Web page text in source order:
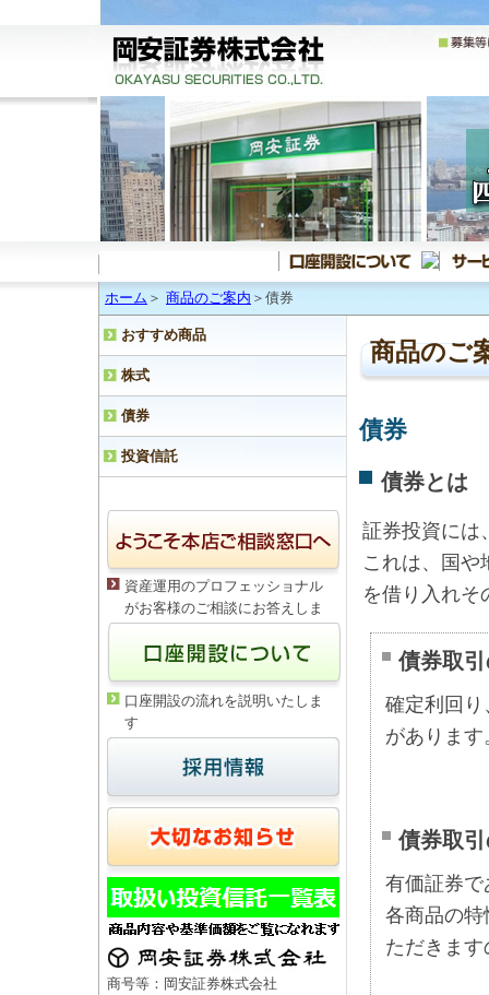
ホーム ＞ 商品のご案内 ＞債券
商品のご
債券
債券とは
証券投資には
これは、国や
を借り入れそ
債券取
確定利回
があります
債券取
有価証券
各商品の
ただきま
おすすめ商品
株式
債券
投資信託
資産運用のプロフェッショナル
がお客様のご相談にお答えしま
口座開設の流れを説明いたしま
す
商号等：岡安証券株式会社